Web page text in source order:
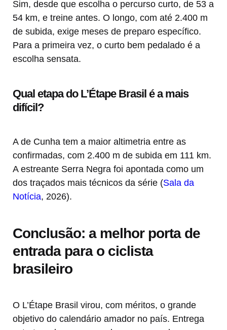
Sim, desde que escolha o percurso curto, de 53 a
54 km, e treine antes. O longo, com até 2.400 m
de subida, exige meses de preparo específico.
Para a primeira vez, o curto bem pedalado é a
escolha sensata.
Qual etapa do L’Étape Brasil é a mais
difícil?
A de Cunha tem a maior altimetria entre as
confirmadas, com 2.400 m de subida em 111 km.
A estreante Serra Negra foi apontada como um
dos traçados mais técnicos da série (Sala da
Notícia, 2026).
Conclusão: a melhor porta de
entrada para o ciclista
brasileiro
O L’Étape Brasil virou, com méritos, o grande
objetivo do calendário amador no país. Entrega